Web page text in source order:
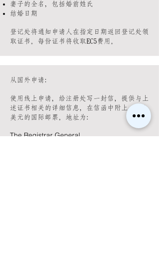
妻子的全名，包括婚前姓氏
结婚日期
登记处将通知申请人 在指定日期返回登记处领
取证书。每份证书将收取EC5费用。
从国外 申请 ：
使用线上申请，给注册处写一封信，提供与上
述证书相关的详细信息，在信函中附上一张5
美元的国际邮票。地址为：
The Registrar General